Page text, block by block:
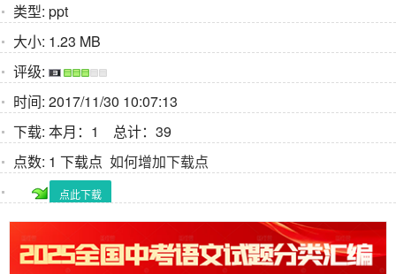
类型: ppt
大小: 1.23 MB
评级:
时间: 2017/11/30 10:07:13
下载: 本月：1 总计：39
点数: 1 下载点 如何增加下载点
点此下载